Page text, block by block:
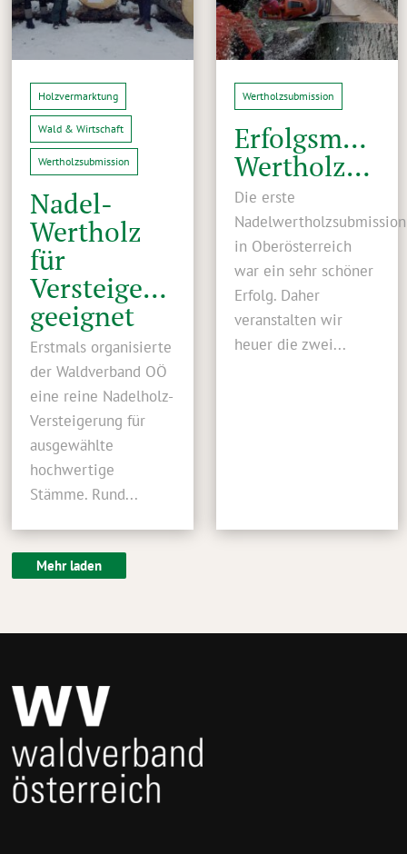
Holzvermarktung
Wald & Wirtschaft
Wertholzsubmission
Nadel-
Wertholz
für
Versteigerung
geeignet
Erstmals organisierte
der Waldverband OÖ
eine reine Nadelholz-
Versteigerung für
ausgewählte
hochwertige
Stämme. Rund...
Wertholzsubmission
Erfolgsmodell
Wertholzsubmission
Die erste
Nadelwertholzsubmission
in Oberösterreich
war ein sehr schöner
Erfolg. Daher
veranstalten wir
heuer die zwei...
Mehr laden